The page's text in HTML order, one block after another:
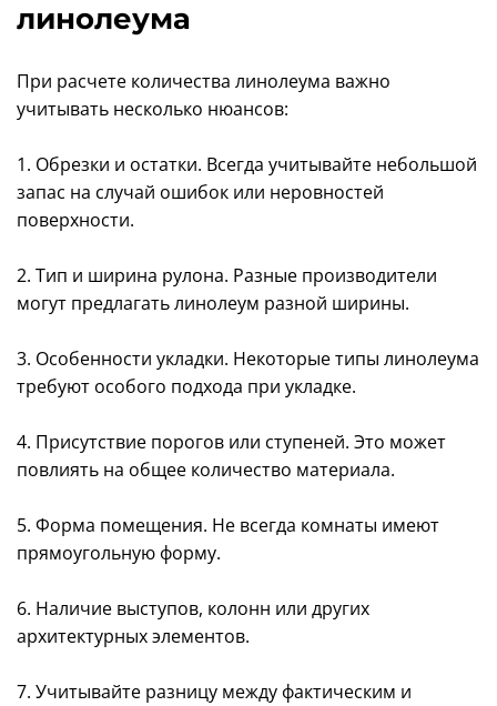
линолеума
При расчете количества линолеума важно
учитывать несколько нюансов:
1. Обрезки и остатки. Всегда учитывайте небольшой
запас на случай ошибок или неровностей
поверхности.
2. Тип и ширина рулона. Разные производители
могут предлагать линолеум разной ширины.
3. Особенности укладки. Некоторые типы линолеума
требуют особого подхода при укладке.
4. Присутствие порогов или ступеней. Это может
повлиять на общее количество материала.
5. Форма помещения. Не всегда комнаты имеют
прямоугольную форму.
6. Наличие выступов, колонн или других
архитектурных элементов.
7. Учитывайте разницу между фактическим и